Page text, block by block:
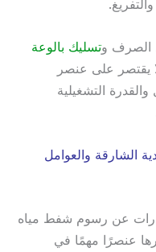
الصرف وتسليك بالوعة
يقتصر على عنصر
التشغيلية
الشارقة والعوامل
عن رسوم شفط مياه
عنصرًا مهمًا في